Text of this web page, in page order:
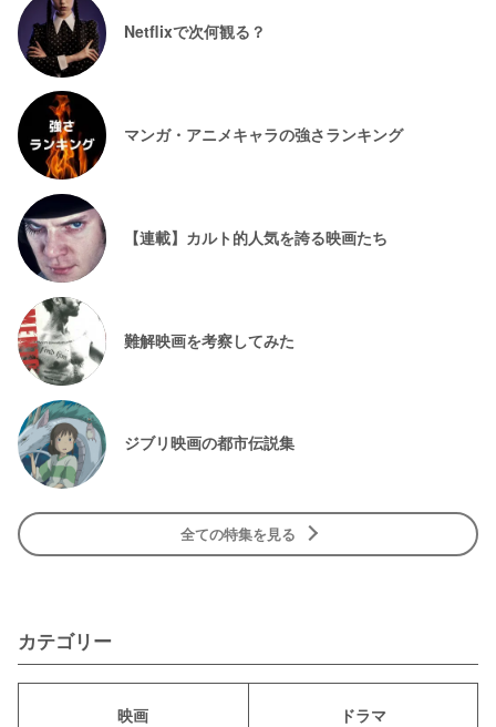
Netflixで次何観る？
マンガ・アニメキャラの強さランキング
【連載】カルト的人気を誇る映画たち
難解映画を考察してみた
ジブリ映画の都市伝説集
全ての特集を見る
カテゴリー
映画 ドラマ